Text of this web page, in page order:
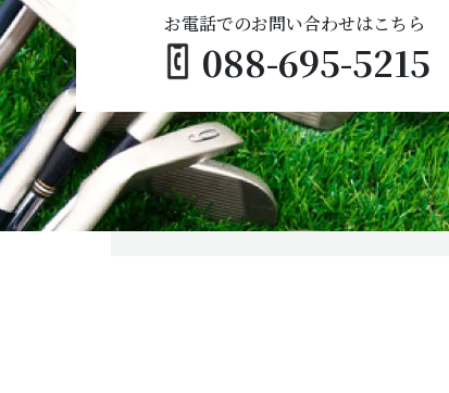
088-695-5215
お電話でのお問い合わせはこちら